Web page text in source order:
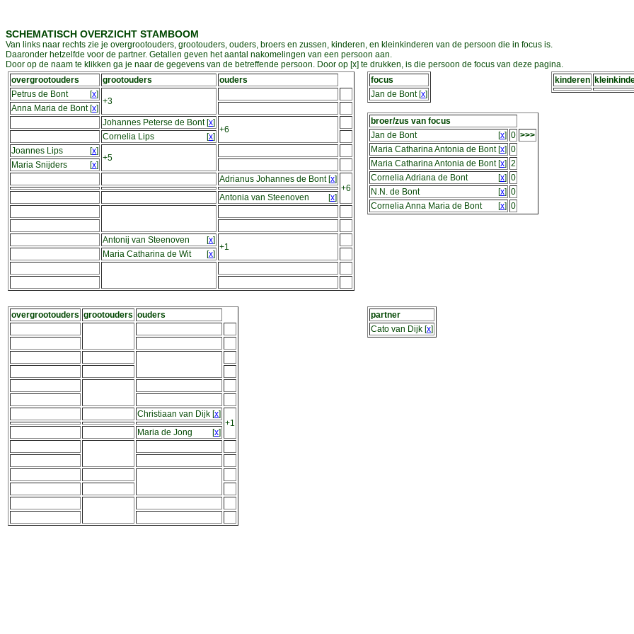
SCHEMATISCH OVERZICHT STAMBOOM
Van links naar rechts zie je overgrootouders, grootouders, ouders, broers en zussen, kinderen, en kleinkinderen van de persoon die in focus is.
Daaronder hetzelfde voor de partner. Getallen geven het aantal nakomelingen van een persoon aan.
Door op de naam te klikken ga je naar de gegevens van de betreffende persoon. Door op [x] te drukken, is die persoon de focus van deze pagina.
overgrootouders
grootouders
ouders
Petrus de Bont
[x]
+3
Anna Maria de Bont[x]
Johannes Peterse de Bont[x]
+6
Cornelia Lips [x]
Joannes Lips
[x]
+5
Maria Snijders [x]
Adrianus Johannes de Bont[x]
+6
Antonia van Steenoven
[x]
Antonij van Steenoven [x]
+1
Maria Catharina de Wit [x]
focus
Jan de Bont[x]
broer/zus van focus
Jan de Bont
[x] 0 >>>
Maria Catharina Antonia de Bont[x] 0
Maria Catharina Antonia de Bont[x] 2
Cornelia Adriana de Bont
[x] 0
N.N. de Bont
[x] 0
Cornelia Anna Maria de Bont
[x] 0
kinderen
overgrootouders grootouders ouders
Christiaan van Dijk [x]
+1
Maria de Jong
[x]
partner
Cato van Dijk [x]